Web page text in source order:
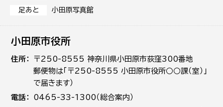
足あと 小田原写真館
小田原市役所
住所
〒250-8555 神奈川県小田原市荻窪300番地
郵便物は「〒250-8555 小田原市役所○○課（室）」
で届きます）
電話
0465-33-1300（総合案内）